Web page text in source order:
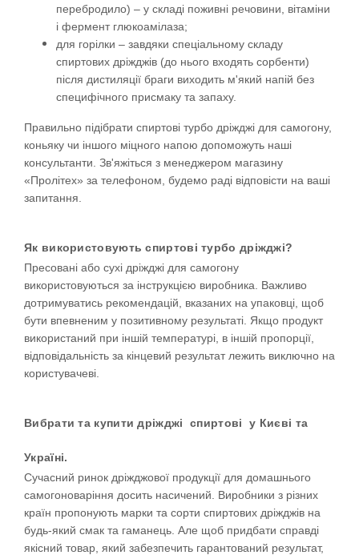
перебродило) – у складі поживні речовини, вітаміни
і фермент глюкоамілаза;
для горілки – завдяки спеціальному складу
спиртових дріжджів (до нього входять сорбенти)
після дистиляції браги виходить м'який напій без
специфічного присмаку та запаху.
Правильно підібрати спиртові турбо дріжджі для самогону,
коньяку чи іншого міцного напою допоможуть наші
консультанти. Зв'яжіться з менеджером магазину
«Пролітех» за телефоном, будемо раді відповісти на ваші
запитання.
Як використовують спиртові турбо дріжджі?
Пресовані або сухі дріжджі для самогону
використовуються за інструкцією виробника. Важливо
дотримуватись рекомендацій, вказаних на упаковці, щоб
бути впевненим у позитивному результаті. Якщо продукт
використаний при іншій температурі, в іншій пропорції,
відповідальність за кінцевий результат лежить виключно на
користувачеві.
Вибрати та купити дріжджіспиртовіу Києві та
Україні.
Сучасний ринок дріжджової продукції для домашнього
самогоноваріння досить насичений. Виробники з різних
країн пропонують марки та сорти спиртових дріжджів на
будь-який смак та гаманець. Але щоб придбати справді
якісний товар, який забезпечить гарантований результат,